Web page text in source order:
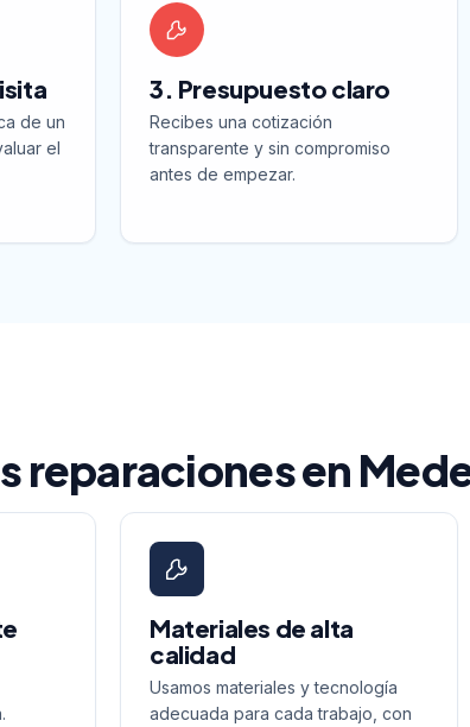
de un
el
3. Presupuesto claro
Recibes una cotización
transparente y sin compromiso
antes de empezar.
reparaciones en
Materiales de alta
calidad
Usamos materiales y tecnología
adecuada para cada trabajo, con